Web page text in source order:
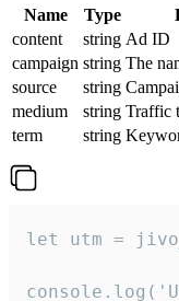
Name Type
content
string Ad ID
campaign string The
source
string
medium
string Traffic
term
string
let utm =